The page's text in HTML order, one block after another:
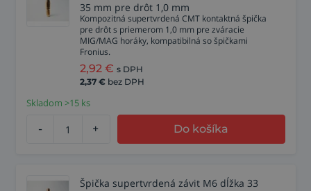
35 mm pre drôt 1,0 mm
Kompozitná supertvrdená CMT kontaktná špička
pre drôt s priemerom 1,0 mm pre zváracie
MIG/MAG horáky, kompatibilná so špičkami
Fronius.
2,92 € s DPH
2,37 € bez DPH
Skladom >15 ks
- + Do košíka
Špička supertvrdená závit M6 dĺžka 33